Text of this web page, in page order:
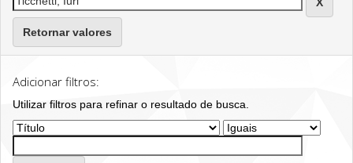
Retornar valores
Adicionar filtros:
Utilizar filtros para refinar o resultado de busca.